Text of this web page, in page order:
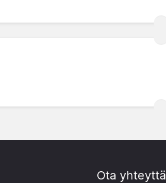
Ota yhteyttä